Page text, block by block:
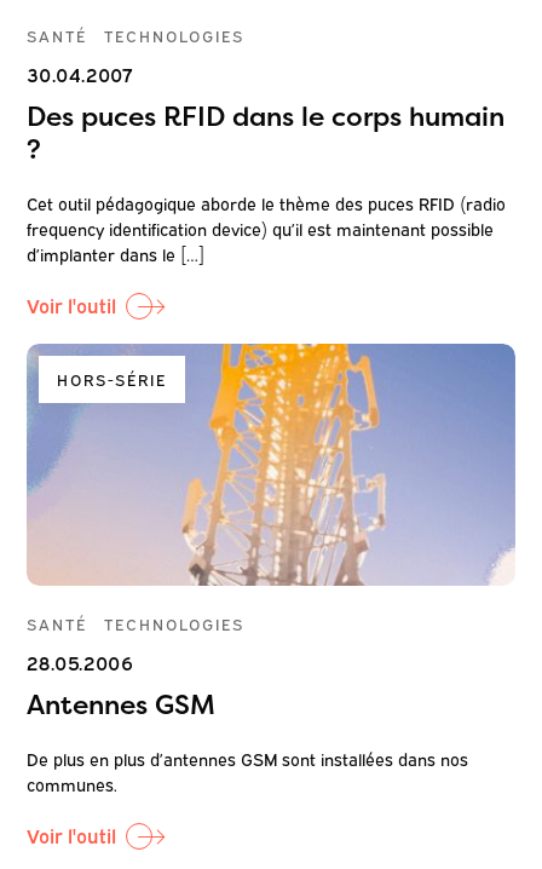
SANTÉ TECHNOLOGIES
30.04.2007
Des puces RFID dans le corps humain
?
Cet outil pédagogique aborde le thème des puces RFID (radio
frequency identification device) qu’il est maintenant possible
d’implanter dans le […]
Voir l'outil
HORS-SÉRIE
SANTÉ TECHNOLOGIES
28.05.2006
Antennes GSM
De plus en plus d’antennes GSM sont installées dans nos
communes.
Voir l'outil